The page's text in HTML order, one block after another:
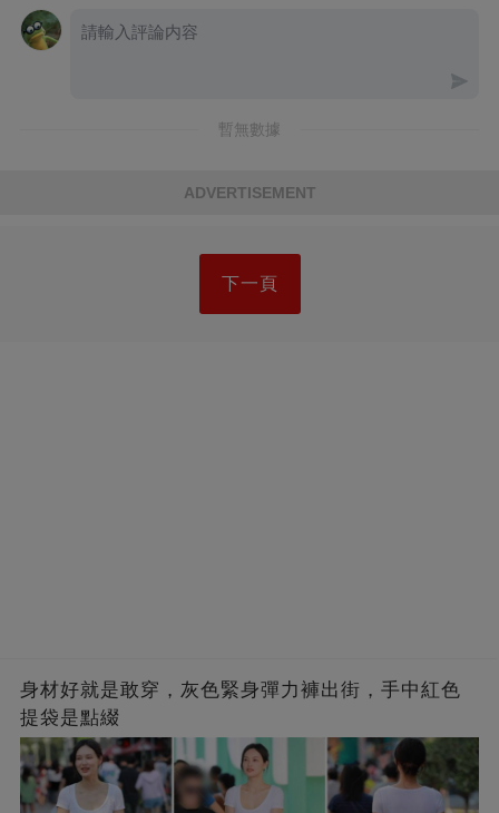
暫無數據
ADVERTISEMENT
下一頁
身材好就是敢穿，灰色緊身彈力褲出街，手中紅色
提袋是點綴